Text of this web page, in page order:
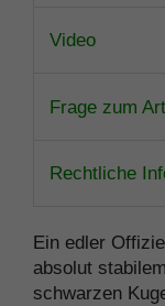
Video
Frage zum
Rechtliche
Ein edler
absolut
schwarzen